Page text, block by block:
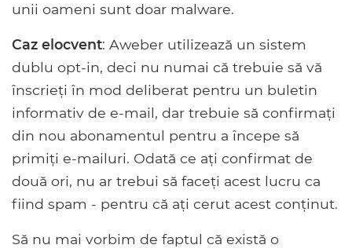
unii oameni sunt doar malware.
Caz elocvent: Aweber utilizează un sistem
dublu opt-in, deci nu numai că trebuie să vă
înscrieți în mod deliberat pentru un buletin
informativ de e-mail, dar trebuie să confirmați
din nou abonamentul pentru a începe să
primiți e-mailuri. Odată ce ați confirmat de
două ori, nu ar trebui să faceți acest lucru ca
fiind spam - pentru că ați cerut acest conținut.
Să nu mai vorbim de faptul că există o